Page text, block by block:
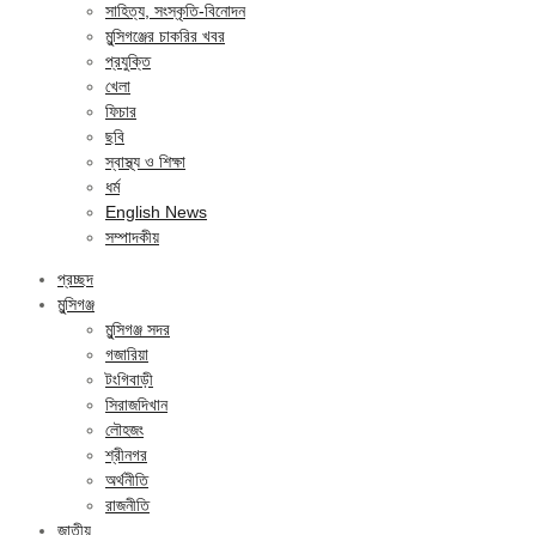
সাহিত্য, সংস্কৃতি-বিনোদন
মুন্সিগঞ্জের চাকরির খবর
প্রযুক্তি
খেলা
ফিচার
ছবি
স্বাস্থ্য ও শিক্ষা
ধর্ম
English News
সম্পাদকীয়
প্রচ্ছদ
মুন্সিগঞ্জ
মুন্সিগঞ্জ সদর
গজারিয়া
টংগিবাড়ী
সিরাজদিখান
লৌহজং
শ্রীনগর
অর্থনীতি
রাজনীতি
জাতীয়